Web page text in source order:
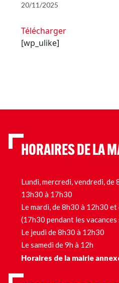
20/11/2025
Télécharger
[wp_ulike]
HORAIRES DE LA
Lundi, mercredi, vendredi, de
13h30 à 17h30
Le mardi, de 8h30 à 12h30
(17h30 pendant les
Le jeudi de 8h30 à 12h30
Le samedi de 9h à 12h
Horaires de la mairie